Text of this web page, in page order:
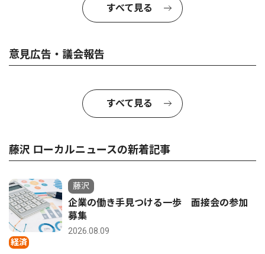
すべて見る
意見広告・議会報告
すべて見る
藤沢 ローカルニュースの新着記事
経済
藤沢
企業の働き手見つける一歩 面接会の参加
募集
2026.08.09